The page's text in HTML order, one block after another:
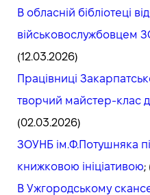
В обласній бібліотеці
військовослужбовцем
(12.03.2026)
Працівниці
творчий майстер-клас
(02.03.2026)
ЗОУНБ ім.Ф.Потушняка
книжковою ініціативою;
В Ужгородському